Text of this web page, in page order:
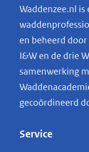
n
o
p
k
e
Waddenzee.nl
en beheerd door
I&W en de drie
samenwerking
gecoördineerd
Service